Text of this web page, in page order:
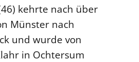
kehrte nach über
Münster nach
und wurde von
in Ochtersum